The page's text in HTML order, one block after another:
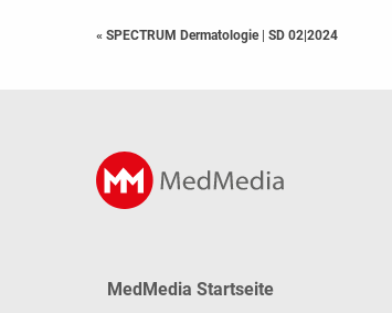
« SPECTRUM Dermatologie SD 02|2024
MedMedia Startseite